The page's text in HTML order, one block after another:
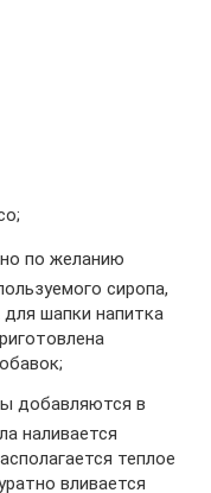
по желанию
сиропа,
для шапки напитка
добавляются в
наливается
теплое
вливается